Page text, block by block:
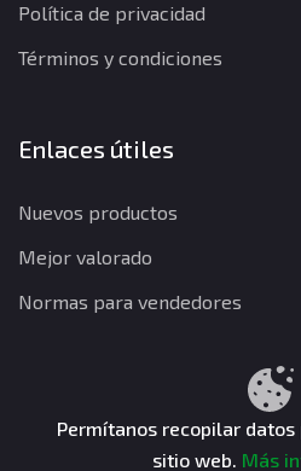
Política de privacidad
Términos y condiciones
Enlaces útiles
Nuevos productos
Mejor valorado
Normas para vendedores
Términos y
CuentasGO © 2026. Todos
Permítanos recopilar
sitio web. Más